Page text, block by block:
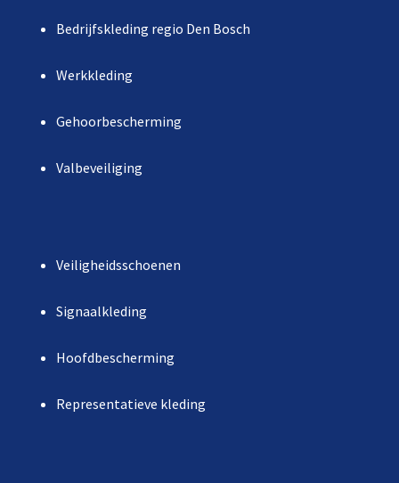
Bedrijfskleding regio Den Bosch
Werkkleding
Gehoorbescherming
Valbeveiliging
Veiligheidsschoenen
Signaalkleding
Hoofdbescherming
Representatieve kleding